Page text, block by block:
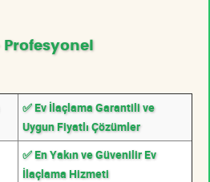
✅ Ev İlaçlama Garantili ve
Uygun Fiyatlı Çözümler
✅ En Yakın ve Güvenilir Ev
İlaçlama Hizmeti